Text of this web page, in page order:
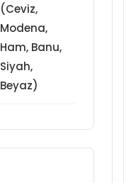
(Ceviz,
Modena,
Ham, Banu,
Siyah,
Beyaz)